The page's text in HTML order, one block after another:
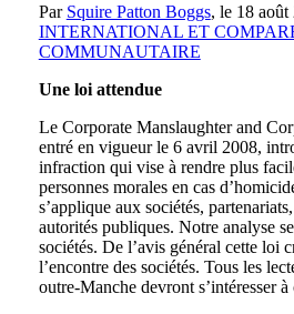
Par Squire Patton Boggs, le 18 août
INTERNATIONAL ET
COMMUNAUTAIRE
Une loi attendue
Le Corporate Manslaughter and
entré en vigueur le 6 avril 2008,
infraction qui vise à rendre plus
personnes morales en cas
s’applique aux sociétés,
autorités publiques. Notre analyse
sociétés. De l’avis général cette loi
l’encontre des sociétés. Tous les
outre-Manche devront s’intéresser